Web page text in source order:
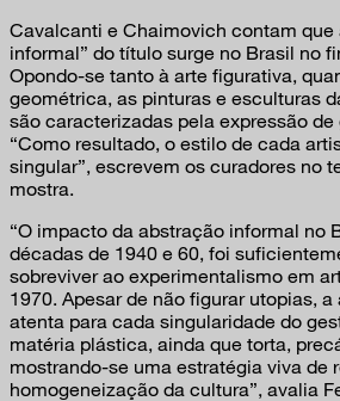
Cavalcanti e Chaimovich contam que
informal” do título surge no Brasil no
Opondo-se tanto à arte figurativa,
geométrica, as pinturas e esculturas
são caracterizadas pela expressão de
“Como resultado, o estilo de cada
singular”, escrevem os curadores no
mostra.
“O impacto da abstração informal no
décadas de 1940 e 60, foi
sobreviver ao experimentalismo em
1970. Apesar de não figurar utopias,
atenta para cada singularidade do
matéria plástica, ainda que torta,
mostrando-se uma estratégia viva de
homogeneização da cultura”, avalia